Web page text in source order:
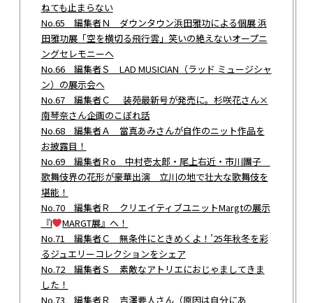
ねても止まらない
No.65 編集者Ｎ ダウンタウン浜田雅功による個展 浜
田雅功展「空を横切る飛行雲」笑いの絶えないオープニ
ングセレモニーへ
No.66 編集者Ｓ LAD MUSICIAN（ラッド ミュージシャ
ン）の展示会へ
No.67 編集者Ｃ 装苑最新号が発売に。杉咲花さん×
南琴奈さん企画のこぼれ話
No.68 編集者Ａ 當真あみさんが自作のニット作品を
お披露目！
No.69 編集者Ｒo 中村壱太郎・尾上右近・市川團子
歌舞伎界の花形が豪華出演 立川の地で壮大な歌舞伎を
堪能！
No.70 編集者Ｒ クリエイティブユニットMargtの展示
『I
MARGT展』へ！
No.71 編集者Ｃ 無条件にときめくよ！’25年秋冬を彩
るジュエリーコレクションをシェア
No.72 編集者Ｓ 素敵なアトリエにおじゃましてきま
した！
No.73 編集者Ｒ 吉澤要人さん（原因は自分にあ